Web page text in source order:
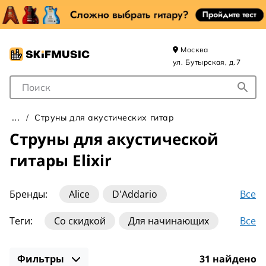
Поле для Поиска
Москва
ул. Бутырская, д.7
Струны для акустических гитар
Струны для акустической
гитары Elixir
Бренды: Все
Alice
D'Addario
DR Strings
Dean Markley
Galli
La Bella
Теги: Все
Со скидкой
Для начинающих
Фильтры 31 найдено